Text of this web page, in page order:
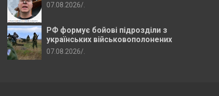
07.08.2026
РФ формує бойові підрозділи з
українських військовополонених
07.08.2026